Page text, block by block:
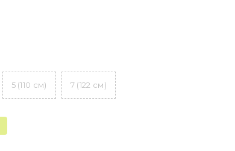
5 (110 см) 7 (122 см)